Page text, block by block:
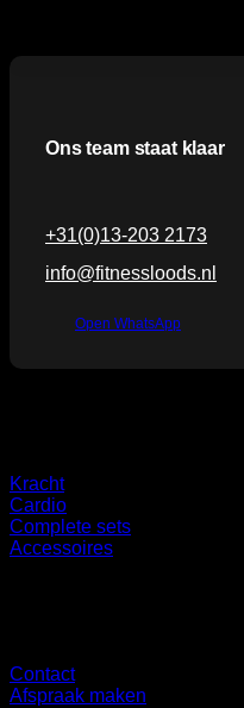
Ons team staat klaar
+31(0)13-203 2173
info@fitnessloods.nl
Open WhatsApp
Kracht
Cardio
Complete sets
Accessoires
Contact
Afspraak maken